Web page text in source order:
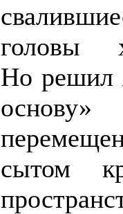
головы
Но решил
основу»
сытом